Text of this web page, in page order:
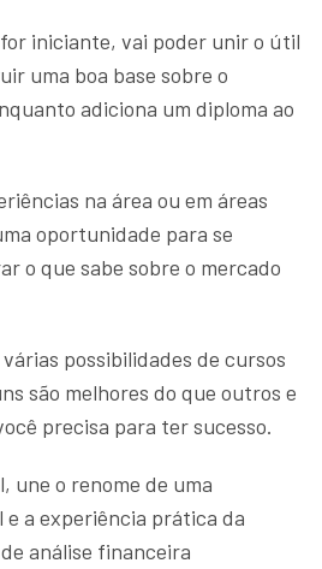
iniciante, vai poder unir o útil
uma boa base sobre o
adiciona um diploma ao
na área ou em áreas
oportunidade para se
o que sabe sobre o mercado
possibilidades de cursos
são melhores do que outros e
precisa para ter sucesso.
une o renome de uma
a experiência prática da
análise financeira